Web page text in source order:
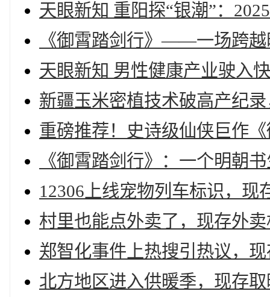
天眼新知 重阳探“银潮”：
《御霄踏剑行》——一场跨
天眼新知 男性健康产业驶入
新疆玉米密植技术破高产纪
重磅推荐！史诗级仙侠巨作
《御霄踏剑行》：一个明朝
12306上线宠物列车标识，现
村里也能点外卖了，现存外
郑智化事件上热搜引热议，
北方地区进入供暖季，现存